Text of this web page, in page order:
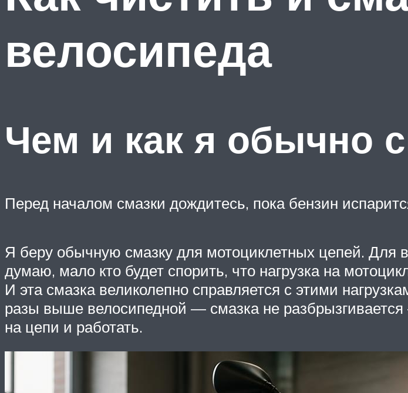
велосипеда
Чем и как я обычно
Перед началом смазки дождитесь, пока бензин
Я беру обычную смазку для мотоциклетных цепей. Для
думаю, мало кто будет спорить, что нагрузка на
И эта смазка великолепно справляется с этими
разы выше велосипедной — смазка не
на цепи и работать.